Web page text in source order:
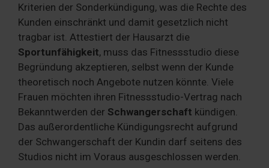
Kriterien der Sonderkündigung, was die Rechte des
Kunden einschränkt und damit gesetzlich nicht
tragbar ist. Attestiert der Hausarzt die
Sportunfähigkeit, muss das Fitnessstudio diese
Begründung akzeptieren, selbst wenn der Kunde
theoretisch noch Angebote nutzen könnte. Viele
Frauen möchten ihren Fitnessstudio-Vertrag nach
Bekanntwerden der Schwangerschaft kündigen.
Das außerordentliche Kündigungsrecht aufgrund
der Schwangerschaft der Kundin darf seitens des
Studios nicht im Voraus ausgeschlossen werden.